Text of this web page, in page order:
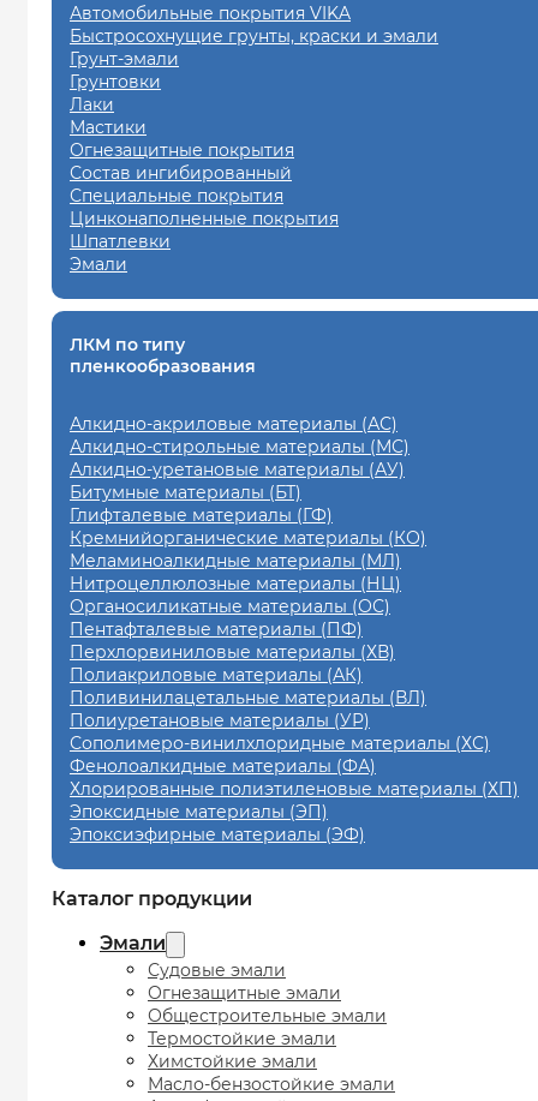
Автомобильные покрытия VIKA
Быстросохнущие грунты, краски и эмали
Грунт-эмали
Грунтовки
Лаки
Мастики
Огнезащитные покрытия
Состав ингибированный
Специальные покрытия
Цинконаполненные покрытия
Шпатлевки
Эмали
ЛКМ по типу
пленкообразования
Алкидно-акриловые материалы (АС)
Алкидно-стирольные материалы (МС)
Алкидно-уретановые материалы (АУ)
Битумные материалы (БТ)
Глифталевые материалы (ГФ)
Кремнийорганические материалы (КО)
Меламиноалкидные материалы (МЛ)
Нитроцеллюлозные материалы (НЦ)
Органосиликатные материалы (ОС)
Пентафталевые материалы (ПФ)
Перхлорвиниловые материалы (ХВ)
Полиакриловые материалы (АК)
Поливинилацетальные материалы (ВЛ)
Полиуретановые материалы (УР)
Сополимеро-винилхлоридные материалы (ХС)
Фенолоалкидные материалы (ФА)
Хлорированные полиэтиленовые материалы (ХП)
Эпоксидные материалы (ЭП)
Эпоксиэфирные материалы (ЭФ)
Каталог продукции
Эмали
Судовые эмали
Огнезащитные эмали
Общестроительные эмали
Термостойкие эмали
Химстойкие эмали
Масло-бензостойкие эмали